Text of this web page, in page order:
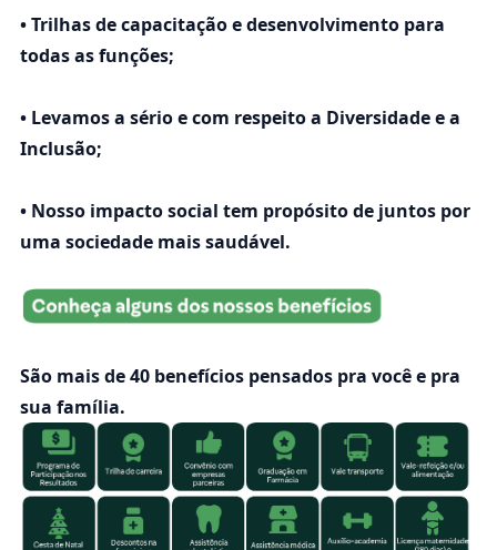
• Trilhas de capacitação e desenvolvimento para
todas as funções;
• Levamos a sério e com respeito a Diversidade e a
Inclusão;
• Nosso impacto social tem propósito de juntos por
uma sociedade mais saudável.
São mais de 40 benefícios pensados pra você e pra
sua família.